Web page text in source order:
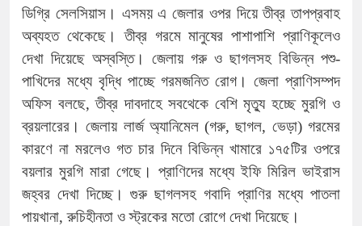
ডিগ্রি সেলসিয়াস। এসময় এ জেলার ওপর দিয়ে তীব্র তাপপ্রবাহ
অব্যহত থেকেছে। তীব্র গরমে মানুষের পাশাপাশি প্রাণিকূলেও
দেখা দিয়েছে অস্বস্তি। জেলায় গরু ও ছাগলসহ বিভিন্ন পশু-
পাখিদের মধ্যে বৃদ্ধি পাচ্ছে গরমজনিত রোগ। জেলা প্রাণিসম্পদ
অফিস বলছে, তীব্র দাবদাহে সবথেকে বেশি মৃত্যু হচ্ছে মুরগি ও
ব্রয়লারের। জেলায় লার্জ অ্যানিমেল (গরু, ছাগল, ভেড়া) গরমের
কারণে না মরলেও গত চার দিনে বিভিন্ন খামারে ১৭৫টির ওপরে
বয়লার মুরগি মারা গেছে। প্রাণিদের মধ্যে ইফি মিরিল ভাইরাস
জহ্বর দেখা দিচ্ছে। গুরু ছাগলসহ গবাদি প্রাণির মধ্যে পাতলা
পায়খানা, রুচিহীনতা ও স্ট্রকের মতো রোগে দেখা দিয়েছে।